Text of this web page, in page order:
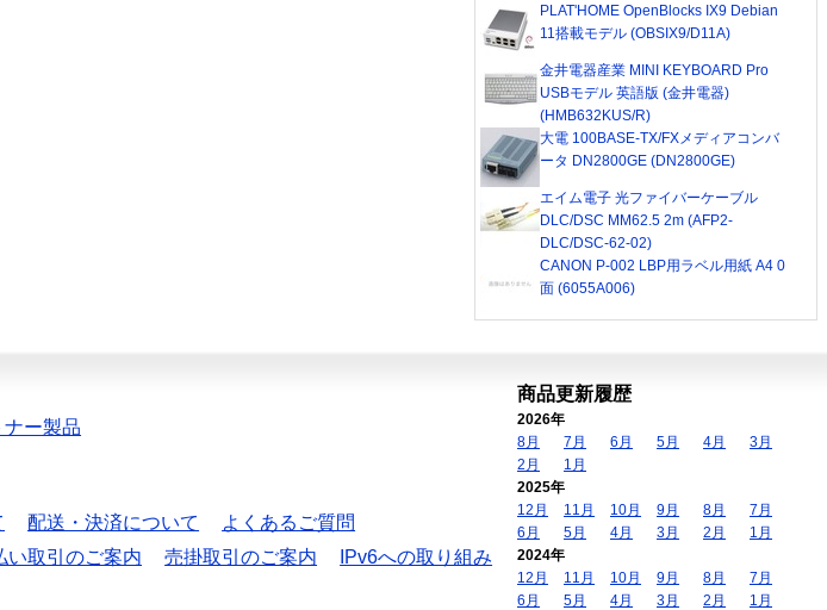
PLAT'HOME OpenBlocks IX9 Debian
11搭載モデル (OBSIX9/D11A)
金井電器産業 MINI KEYBOARD Pro
USBモデル 英語版 (金井電器)
(HMB632KUS/R)
大電 100BASE-TX/FXメディアコンバ
ータ DN2800GE (DN2800GE)
エイム電子 光ファイバーケーブル
DLC/DSC MM62.5 2m (AFP2-
DLC/DSC-62-02)
CANON P-002 LBP用ラベル用紙 A4 0
面 (6055A006)
ナー製品
配送・決済について
よくあるご質問
い取引のご案内 売掛取引のご案内
IPv6への取り組み
商品更新履歴
2026年
8月
7月 6月 5月 4月
3月
2月
1月
2025年
12月
11月 10月 9月 8月
7月
6月
5月 4月 3月 2月
1月
2024年
12月
11月 10月 9月 8月
7月
6月
5月 4月 3月 2月
1月